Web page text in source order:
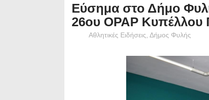
Εύσημα στο Δήμο
26ου OPAP Κυπέλλου
Αθλητικές Ειδήσεις Δήμος Φυλής